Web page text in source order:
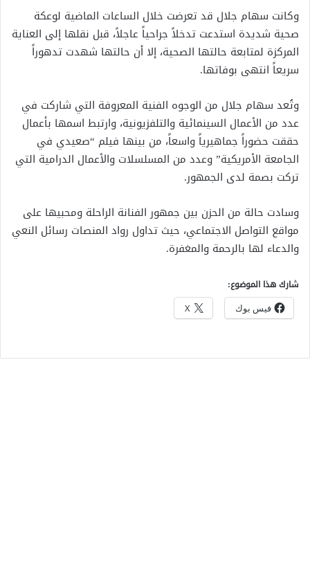
وكانت سهام جلال قد تعرضت خلال الساعات الماضية لوعكة
صحية شديدة استدعت تدخلاً جراحياً عاجلاً، قبل نقلها إلى العناية
المركزة لمتابعة حالتها الصحية، إلا أن حالتها شهدت تدهوراً
سريعاً انتهى بوفاتها.
وتُعد سهام جلال من الوجوه الفنية المعروفة التي شاركت في
عدد من الأعمال السينمائية والتلفزيونية، وارتبط اسمها بأعمال
حققت حضوراً جماهيرياً واسعاً، من بينها فيلم “صعيدي في
الجامعة الأمريكية” وعدد من المسلسلات والأعمال الدرامية التي
تركت بصمة لدى الجمهور.
وسادت حالة من الحزن بين جمهور الفنانة الراحلة ومحبيها على
مواقع التواصل الاجتماعي، حيث تداول رواد المنصات رسائل النعي
والدعاء لها بالرحمة والمغفرة.
شارك هذا الموضوع:
فيس بوك X